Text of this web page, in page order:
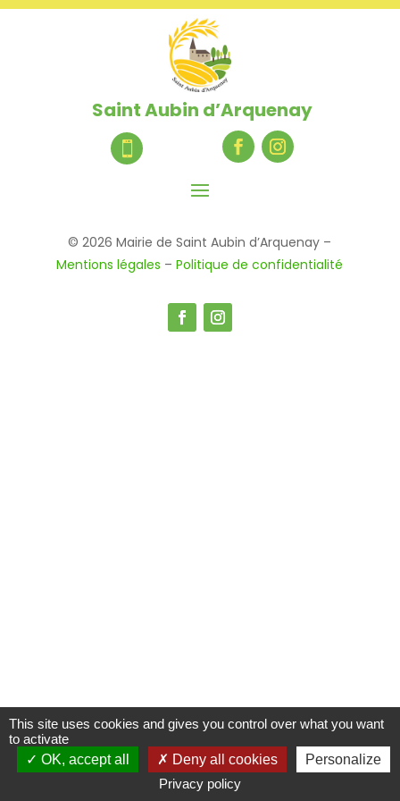
Saint Aubin d’Arquenay

© 2026 Mairie de Saint Aubin d’Arquenay –
Mentions légales –Politique de confidentialité
This site uses cookies and gives you control over what you want
to activate
OK, accept all
Deny all cookies
Personalize
Privacy policy